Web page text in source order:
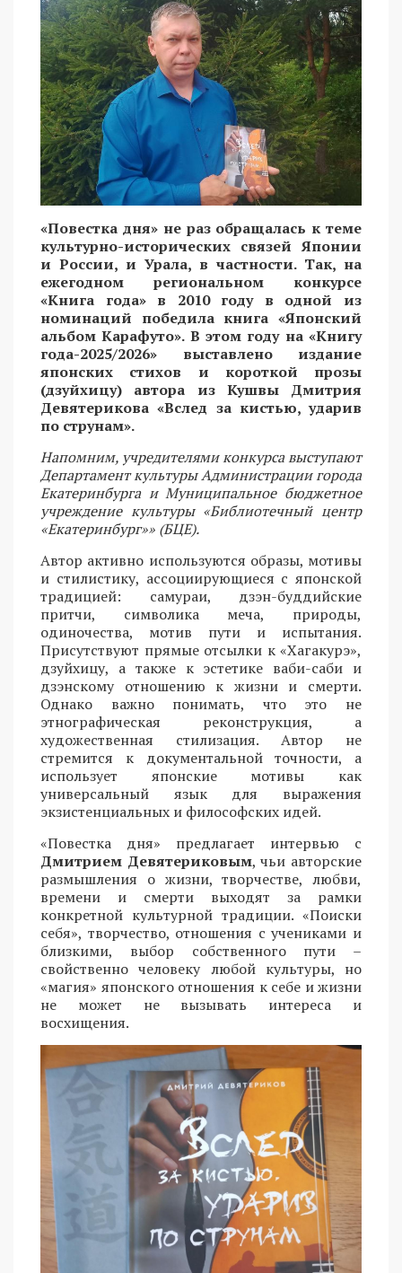
«Повестка дня» не раз обращалась к теме
культурно-исторических связей Японии
и России, и Урала, в частности. Так, на
ежегодном региональном конкурсе
«Книга года» в 2010 году в одной из
номинаций победила книга «Японский
альбом Карафуто». В этом году на «Книгу
года-2025/2026» выставлено издание
японских стихов и короткой прозы
(дзуйхицу) автора из Кушвы Дмитрия
Девятерикова «Вслед за кистью, ударив
по струнам».
Напомним, учредителями конкурса выступают
Департамент культуры Администрации города
Екатеринбурга и Муниципальное бюджетное
учреждение культуры «Библиотечный центр
«Екатеринбург»» (БЦЕ).
Автор активно используются образы, мотивы
и стилистику, ассоциирующиеся с японской
традицией: самураи, дзэн-буддийские
притчи, символика меча, природы,
одиночества, мотив пути и испытания.
Присутствуют прямые отсылки к «Хагакурэ»,
дзуйхицу, а также к эстетике ваби-саби и
дзэнскому отношению к жизни и смерти.
Однако важно понимать, что это не
этнографическая реконструкция, а
художественная стилизация. Автор не
стремится к документальной точности, а
использует японские мотивы как
универсальный язык для выражения
экзистенциальных и философских идей.
«Повестка дня» предлагает интервью с
Дмитрием Девятериковым, чьи авторские
размышления о жизни, творчестве, любви,
времени и смерти выходят за рамки
конкретной культурной традиции. «Поиски
себя», творчество, отношения с учениками и
близкими, выбор собственного пути –
свойственно человеку любой культуры, но
«магия» японского отношения к себе и жизни
не может не вызывать интереса и
восхищения.